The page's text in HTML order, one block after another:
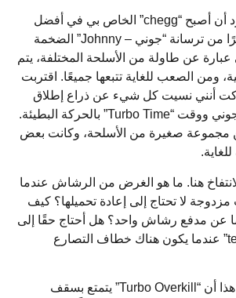
في هذا الصدد، بمجرد أن أصبح “chegg” الخاص بي في أفضل
حالاته، لم أستفد كثيرًا من ترسانة “جوني – Johnny” الضخمة
عبارة عن طاولة من الأسلحة المختلفة، يتم
ومن الصعب للغاية تتبعها جميعًا. اقتربت
أنني نسيت كل شيء عن ذراع إطلاق
الصواريخ الصغيرة لجوني ووقت “Turbo Time” بالحركة البطيئة.
مجموعة صغيرة من الأسلحة، وكانت بعض
هنا. ما هو الغرض من الرشاش عندما
لا تحتاج إلى إعادة تحميلها؟ كيف
عن مدفع رشاش واحد؟ هل أحتاج حقًا إلى
بندقية قنص “telefrag” عندما يكون هناك خطاف التصارع
بطريقة ما، قد يعني هذا أن “Turbo Overkill” يتمتع بسقف